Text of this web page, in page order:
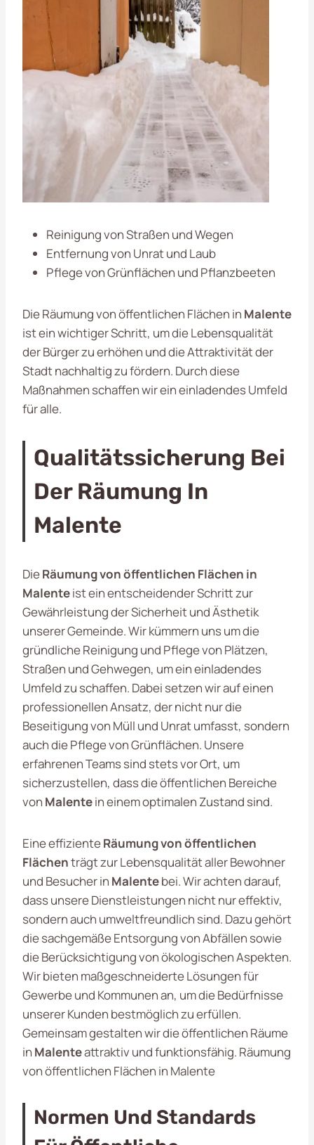
Reinigung von Straßen und Wegen
Entfernung von Unrat und Laub
Pflege von Grünflächen und Pflanzbeeten
Die Räumung von öffentlichen Flächen in Malente
ist ein wichtiger Schritt, um die Lebensqualität
der Bürger zu erhöhen und die Attraktivität der
Stadt nachhaltig zu fördern. Durch diese
Maßnahmen schaffen wir ein einladendes Umfeld
für alle.
Qualitätssicherung Bei
Der Räumung In
Malente
DieRäumung von öffentlichen Flächen in
Malenteist ein entscheidender Schritt zur
Gewährleistung der Sicherheit und Ästhetik
unserer Gemeinde. Wir kümmern uns um die
gründliche Reinigung und Pflege von Plätzen,
Straßen und Gehwegen, um ein einladendes
Umfeld zu schaffen. Dabei setzen wir auf einen
professionellen Ansatz, der nicht nur die
Beseitigung von Müll und Unrat umfasst, sondern
auch die Pflege von Grünflächen. Unsere
erfahrenen Teams sind stets vor Ort, um
sicherzustellen, dass die öffentlichen Bereiche
von Malentein einem optimalen Zustand sind.
Eine effizienteRäumung von öffentlichen
Flächenträgt zur Lebensqualität aller Bewohner
und Besucher in Malentebei. Wir achten darauf,
dass unsere Dienstleistungen nicht nur effektiv,
sondern auch umweltfreundlich sind. Dazu gehört
die sachgemäße Entsorgung von Abfällen sowie
die Berücksichtigung von ökologischen Aspekten.
Wir bieten maßgeschneiderte Lösungen für
Gewerbe und Kommunen an, um die Bedürfnisse
unserer Kunden bestmöglich zu erfüllen.
Gemeinsam gestalten wir die öffentlichen Räume
in Malenteattraktiv und funktionsfähig. Räumung
von öffentlichen Flächen in Malente
Normen Und Standards